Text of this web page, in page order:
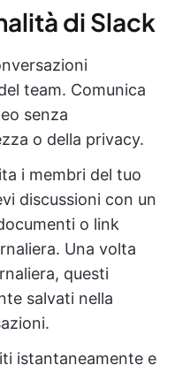
di Slack
team. Comunica
senza
o della privacy.
i membri del tuo
discussioni con un
o link
Una volta
questi
salvati nella
istantaneamente e